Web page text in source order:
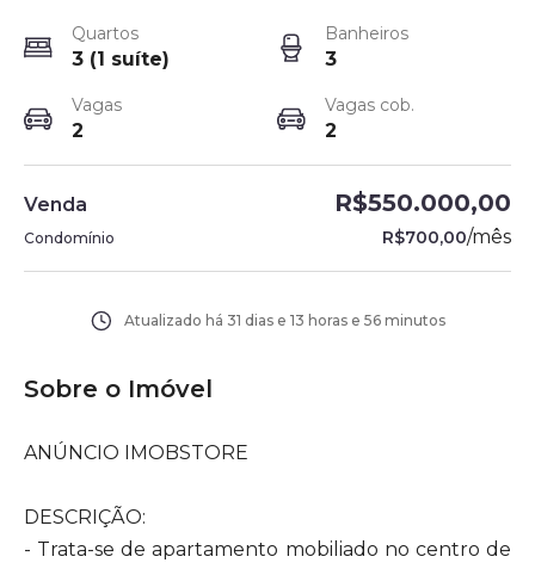
Quartos
3 (1 suíte)
Banheiros
3
Vagas
2
Vagas cob.
2
Venda R$550.000,00
Condomínio R$700,00/mês
Atualizado há 31 dias e 13 horas e 56 minutos
Sobre o Imóvel
ANÚNCIO IMOBSTORE
DESCRIÇÃO:
- Trata-se de apartamento mobiliado no centro de